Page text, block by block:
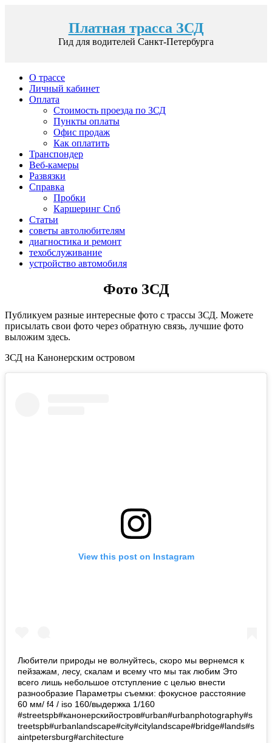
Платная трасса ЗСД
Гид для водителей Санкт-Петербурга
О трассе
Личный кабинет
Оплата
Стоимость проезда по ЗСД
Пункты оплаты
Офис продаж
Как оплатить
Транспондер
Веб-камеры
Развязки
Справка
Пробки
Каршеринг Спб
Статьи
советы автолюбителям
диагностика и ремонт
техобслуживание
устройство автомобиля
Фото ЗСД
Публикуем разные интересные фото с трассы ЗСД. Можете
присылать свои фото через обратную связь, лучшие фото
выложим здесь.
ЗСД на Канонерским островом
View this post on Instagram
Любители природы не волнуйтесь, скоро мы вернемся к
пейзажам, лесу, скалам и всему что мы так любим Это
всего лишь небольшое отступление с целью внести
разнообразие Параметры съемки: фокусное расстояние
60 мм/ f4 / iso 160/выдержка 1/160
#streetspb#канонерскийостров#urban#urbanphotography#s
treetspb#urbanlandscape#city#citylandscape#bridge#lands#s
aintpetersburg#architecture